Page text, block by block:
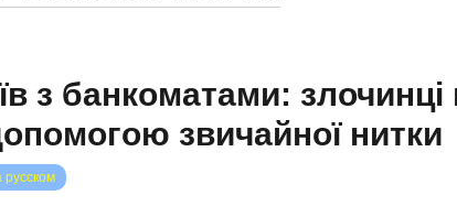
з банкоматами: злочинці
звичайної нитки
русском